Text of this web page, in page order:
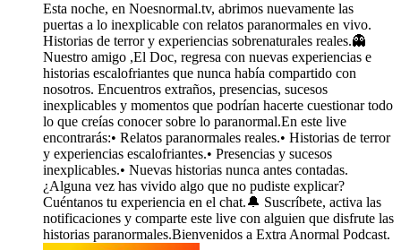
Esta noche, en Noesnormal.tv, abrimos nuevamente las
puertas a lo inexplicable con relatos paranormales en vivo.
Historias de terror y experiencias sobrenaturales reales.👻
Nuestro amigo ,El Doc, regresa con nuevas experiencias e
historias escalofriantes que nunca había compartido con
nosotros. Encuentros extraños, presencias, sucesos
inexplicables y momentos que podrían hacerte cuestionar todo
lo que creías conocer sobre lo paranormal.En este live
encontrarás:•⁠ ⁠Relatos paranormales reales.•⁠ ⁠Historias de terror
y experiencias escalofriantes.•⁠ ⁠Presencias y sucesos
inexplicables.•⁠ ⁠Nuevas historias nunca antes contadas.
¿Alguna vez has vivido algo que no pudiste explicar?
Cuéntanos tu experiencia en el chat.🔔 Suscríbete, activa las
notificaciones y comparte este live con alguien que disfrute las
historias paranormales.Bienvenidos a Extra Anormal Podcast.